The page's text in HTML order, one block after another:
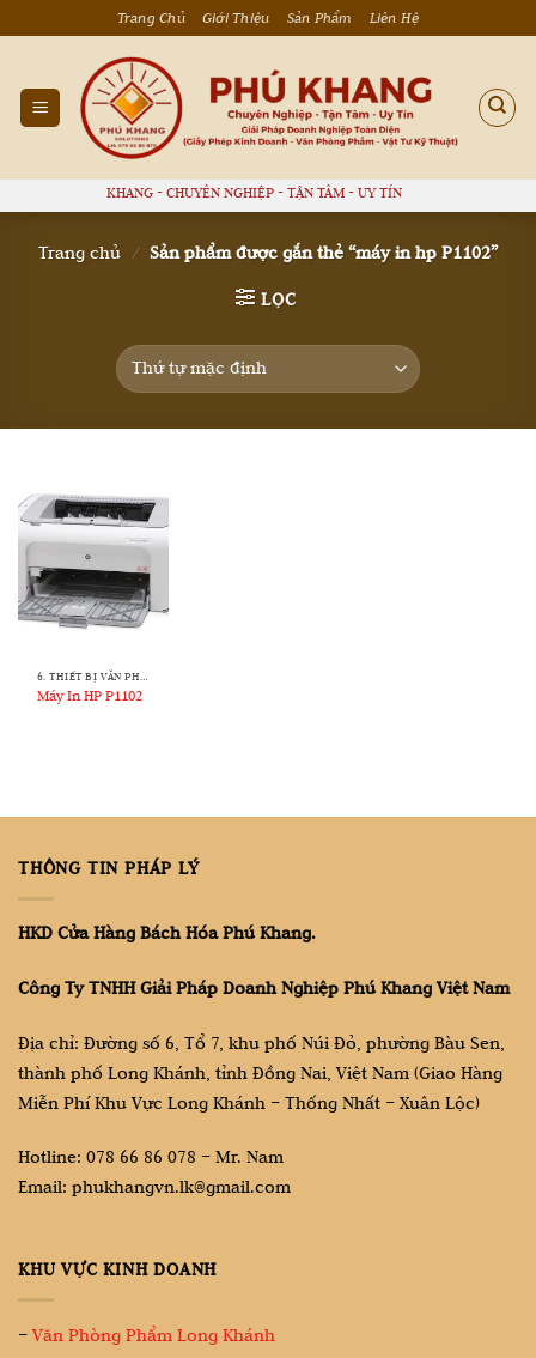
qua
dung
Trang Chủ Giới Thiệu Sản Phẩm Liên Hệ
PHÚ KHANG - CHUYÊN NGHIỆP - TẬN TÂM - UY TÍN
Trang chủ / Sản phẩm được gắn thẻ “máy in hp P1102”
LỌC
6. THIẾT BỊ VĂN PHÒNG
Máy In HP P1102
THÔNG TIN PHÁP LÝ
HKD Cửa Hàng Bách Hóa Phú Khang.
Công Ty TNHH Giải Pháp Doanh Nghiệp Phú Khang Việt Nam
Địa chỉ: Đường số 6, Tổ 7, khu phố Núi Đỏ, phường Bàu Sen,
thành phố Long Khánh, tỉnh Đồng Nai, Việt Nam (Giao Hàng
Miễn Phí Khu Vực Long Khánh – Thống Nhất – Xuân Lộc)
Hotline: 078 66 86 078 – Mr. Nam
Email: phukhangvn.lk@gmail.com
KHU VỰC KINH DOANH
–Văn Phòng Phẩm Long Khánh